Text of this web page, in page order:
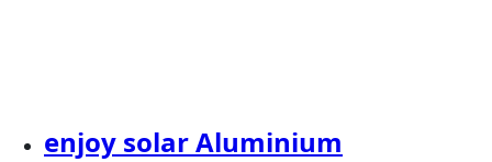
enjoy solar Aluminium